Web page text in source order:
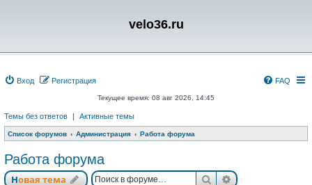
velo36.ru
Вход Регистрация FAQ
Текущее время: 08 авг 2026, 14:45
Темы без ответов | Активные темы
Список форумов Администрация Работа форума
Работа форума
Новая тема ПоискРасширенный